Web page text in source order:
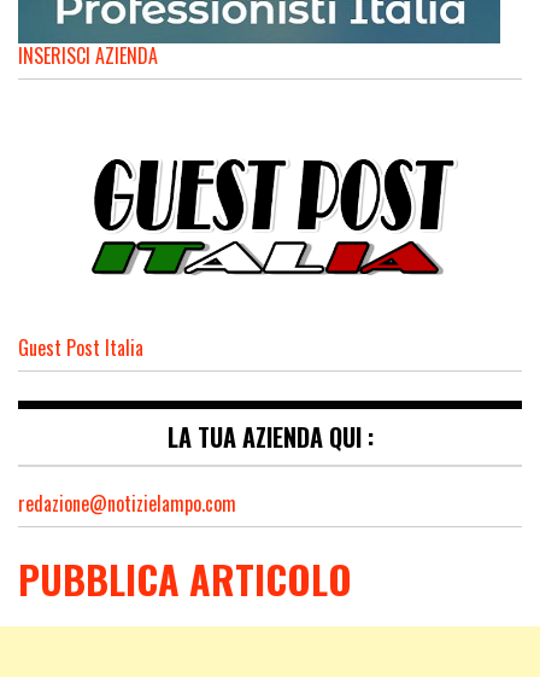
INSERISCI AZIENDA
Guest Post Italia
LA TUA AZIENDA QUI :
redazione@notizielampo.com
PUBBLICA ARTICOLO